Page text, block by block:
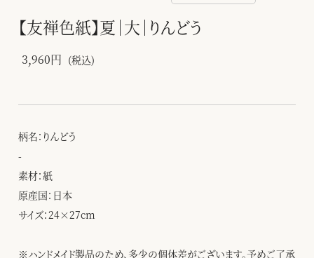
【友禅色紙】夏｜大｜りんどう
3,960円 (税込)
柄名：りんどう
-
素材：紙
原産国：日本
サイズ：24×27cm
※ハンドメイド製品のため、多少の個体差がございます。予めご了承